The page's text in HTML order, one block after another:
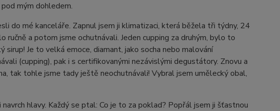
pod mým dohledem.
do mé kanceláře. Zapnul jsem ji klimatizaci, která běžela tři týdny, 24
ručně a potom jsme ochutnávali. Jeden cupping za druhým, bylo to
Je to velká emoce, diamant, jako socha nebo malování
(cupping), pak i s certifikovanými nezávislými degustátory. Znovu a
tak tohle jsme tady ještě neochutnávali! Vybral jsem umělecký obal,
hlavy. Každý se ptal: Co je to za poklad? Popřál jsem ji šťastnou